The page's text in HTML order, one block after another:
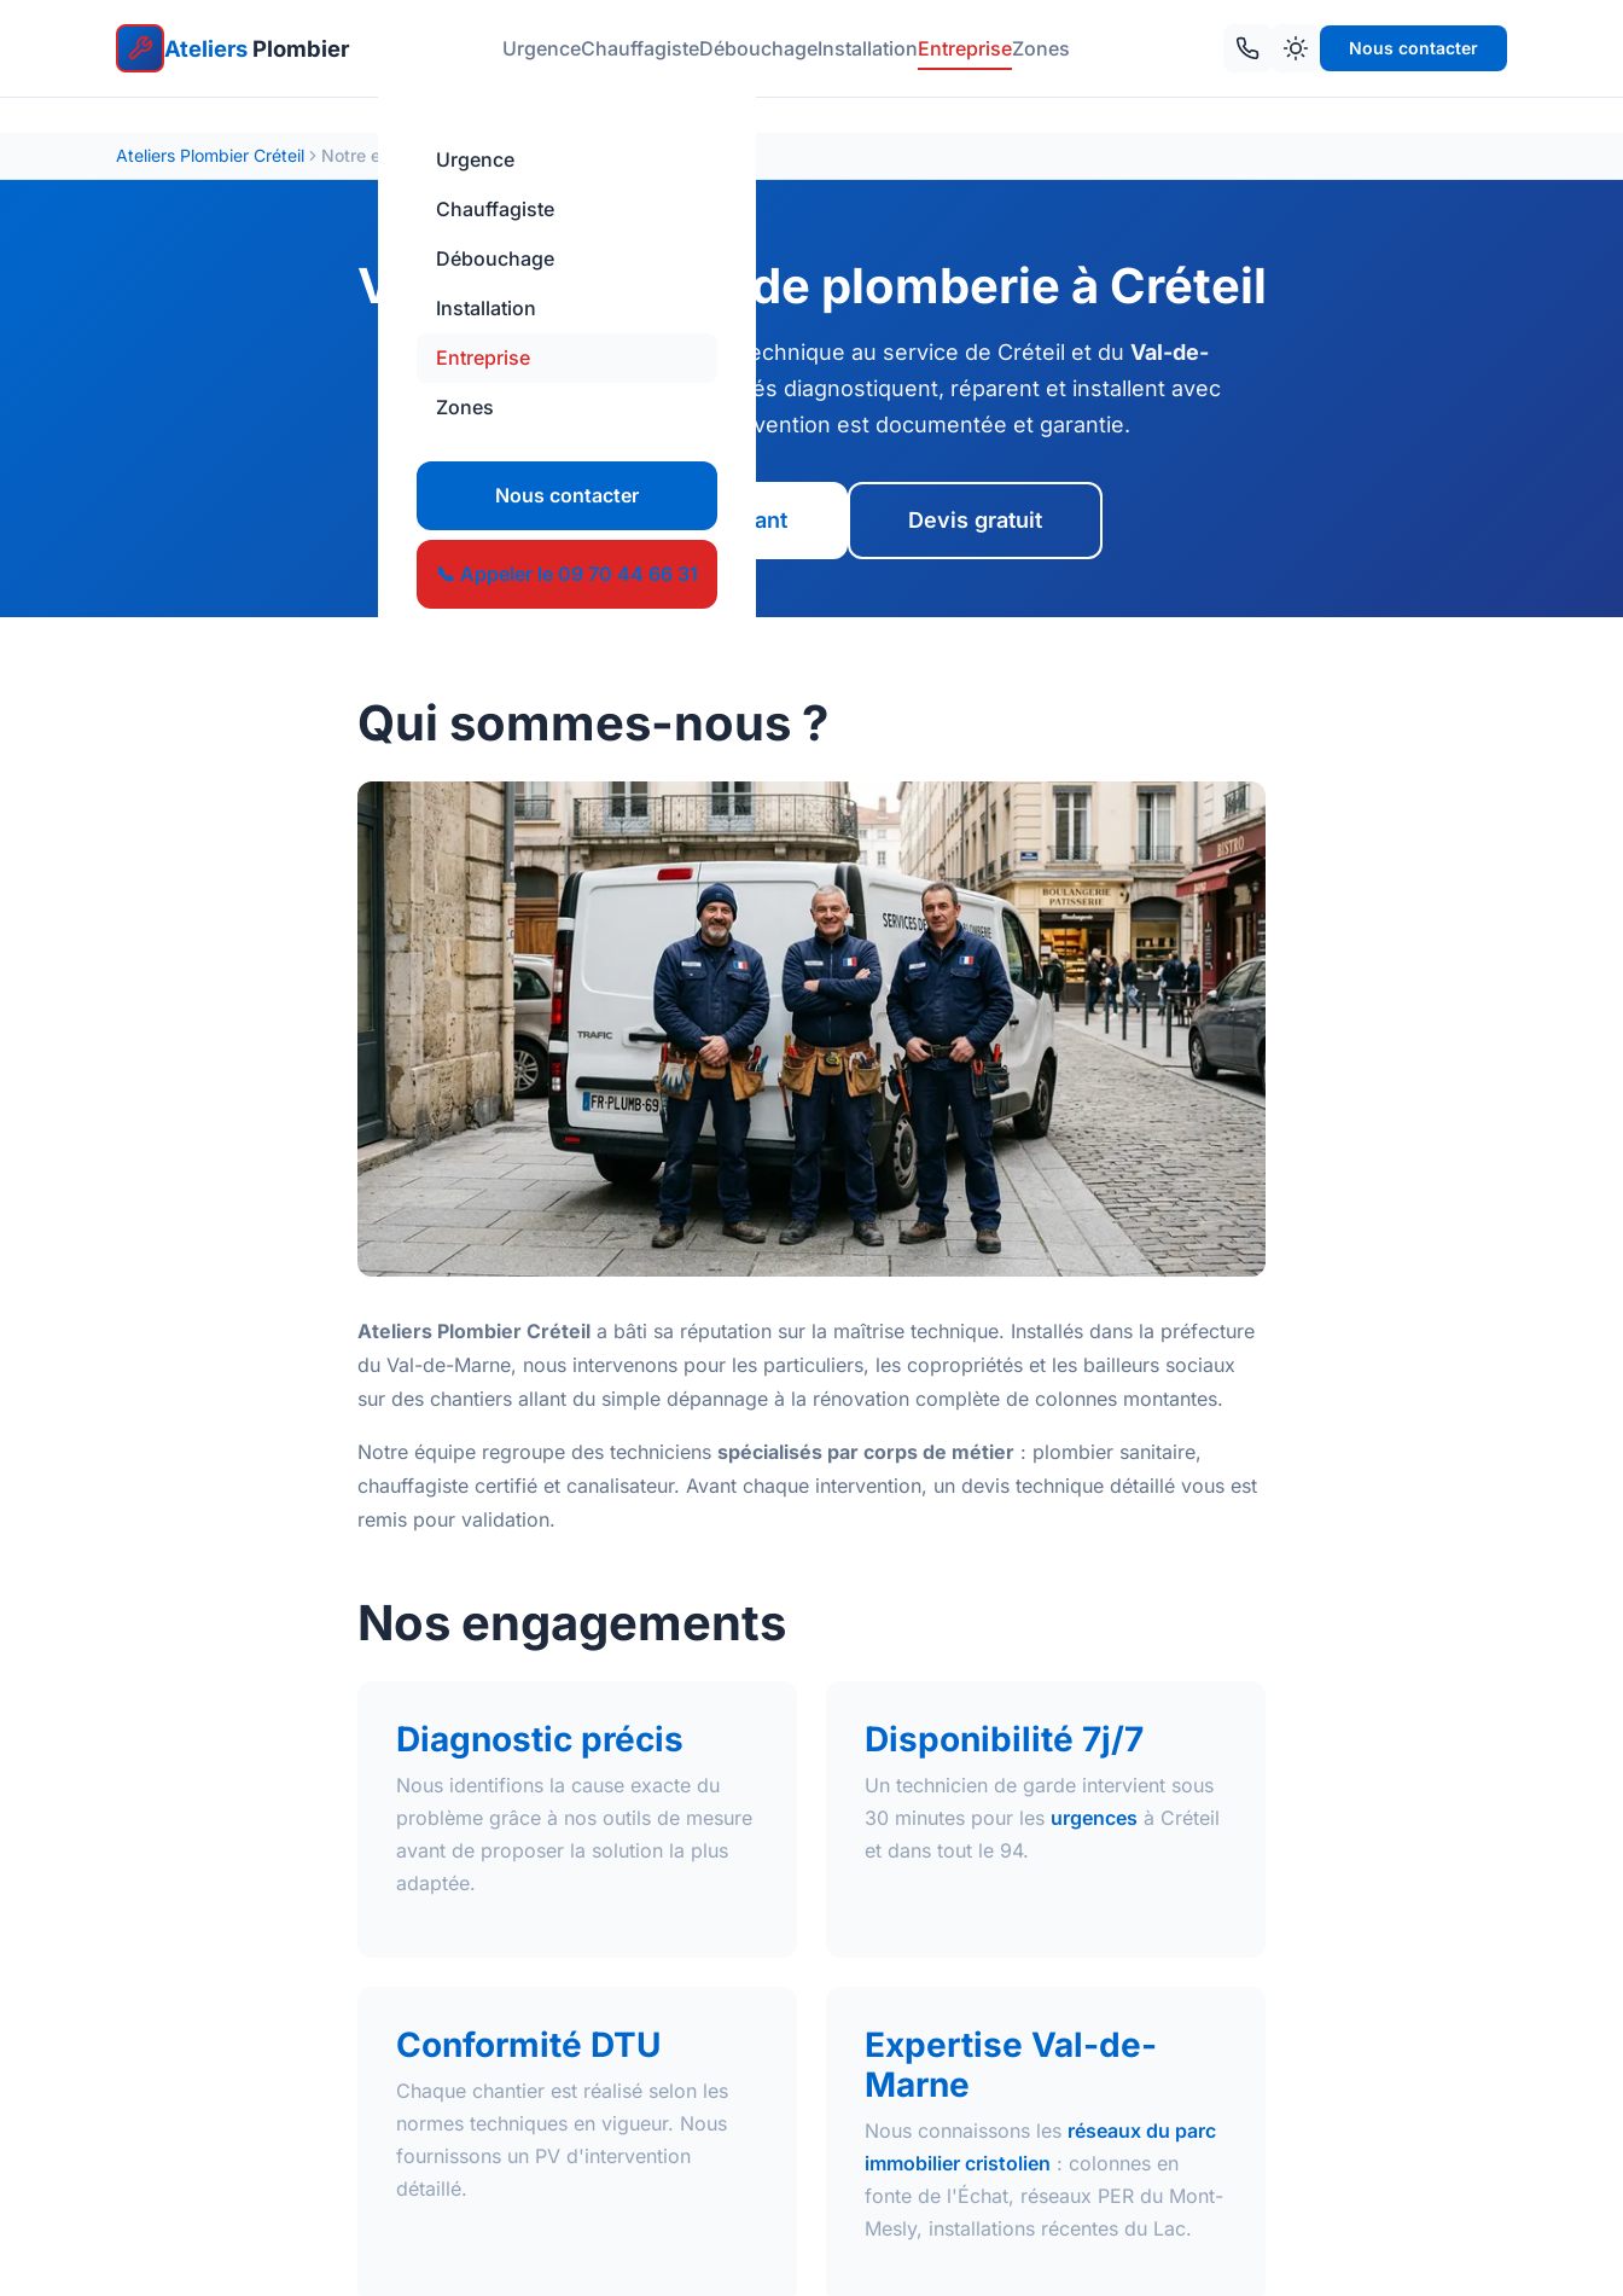
Ateliers Plombier UrgenceChauffagisteDébouchageInstallationEntrepriseZones Nous contacter
Urgence
Chauffagiste
Débouchage
Installation
Entreprise
Zones
Nous contacter
📞 Appeler le 09 70 44 66 31
Ateliers Plombier Créteil Notre entreprise
Votre entreprise de plomberie à Créteil
Plus de quinze ans d'expertise technique au service de Créteil et du Val-de-
. Nos plombiers qualifiés diagnostiquent, réparent et installent avec
précision — chaque intervention est documentée et garantie.
Appeler maintenant Devis gratuit
Qui sommes-nous ?
Ateliers Plombier Créteil a bâti sa réputation sur la maîtrise technique. Installés dans la préfecture
du Val-de-Marne, nous intervenons pour les particuliers, les copropriétés et les bailleurs sociaux
sur des chantiers allant du simple dépannage à la rénovation complète de colonnes montantes.
Notre équipe regroupe des techniciens spécialisés par corps de métier : plombier sanitaire,
chauffagiste certifié et canalisateur. Avant chaque intervention, un devis technique détaillé vous est
remis pour validation.
Nos engagements
Diagnostic précis
Nous identifions la cause exacte du
problème grâce à nos outils de mesure
avant de proposer la solution la plus
adaptée.
Disponibilité 7j/7
Un technicien de garde intervient sous
30 minutes pour les urgences à Créteil
et dans tout le 94.
Conformité DTU
Chaque chantier est réalisé selon les
normes techniques en vigueur. Nous
fournissons un PV d'intervention
détaillé.
Expertise Val-de-
Marne
Nous connaissons les réseaux du parc
immobilier cristolien : colonnes en
fonte de l'Échat, réseaux PER du Mont-
Mesly, installations récentes du Lac.